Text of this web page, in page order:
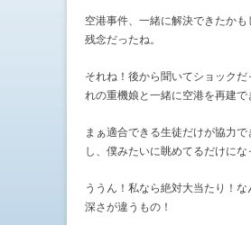
空港事件、一緒に解決できたかも
残念だったね。
それね！後から聞いてショックだ
れの重機娘と一緒に空港を再建で
まぁ適合できる生徒だけが協力で
し、僕みたいに眺めてるだけにな
ううん！私なら絶対大当たり！
深さが違うもの！